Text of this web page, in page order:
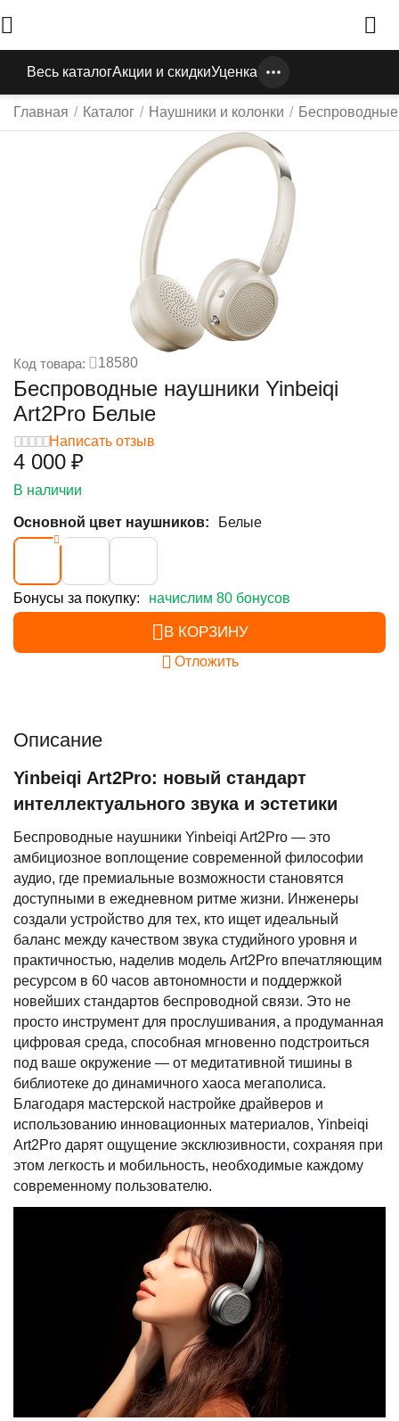
Весь каталогАкции и скидкиУценка
Главная / Каталог / Наушники и колонки /
Код товара: 18580
Беспроводные наушники Yinbeiqi
Art2Pro Белые
Написать отзыв
4 000 ₽
В наличии
Основной цвет наушников: Белые
Бонусы за покупку: начислим 80 бонусов
В КОРЗИНУ
Отложить
Описание
Yinbeiqi Art2Pro: новый стандарт
интеллектуального звука и эстетики
Беспроводные наушники Yinbeiqi Art2Pro — это
амбициозное воплощение современной философии
аудио, где премиальные возможности становятся
доступными в ежедневном ритме жизни. Инженеры
создали устройство для тех, кто ищет идеальный
баланс между качеством звука студийного уровня и
практичностью, наделив модель Art2Pro впечатляющим
ресурсом в 60 часов автономности и поддержкой
новейших стандартов беспроводной связи. Это не
просто инструмент для прослушивания, а продуманная
цифровая среда, способная мгновенно подстроиться
под ваше окружение — от медитативной тишины в
библиотеке до динамичного хаоса мегаполиса.
Благодаря мастерской настройке драйверов и
использованию инновационных материалов, Yinbeiqi
Art2Pro дарят ощущение эксклюзивности, сохраняя при
этом легкость и мобильность, необходимые каждому
современному пользователю.